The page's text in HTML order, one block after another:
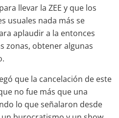
llevar la ZEE y que los
usuales nada más se
aplaudir a la entonces
zonas, obtener algunas
que la cancelación de este
no fue más que una
lo que señalaron desde